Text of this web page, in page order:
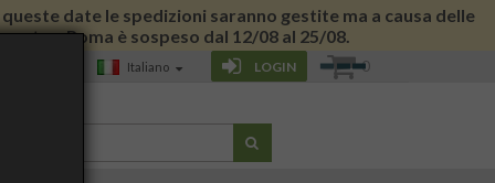
date le spedizioni saranno gestite ma a causa delle
a Roma è sospeso dal 12/08 al 25/08.
Italiano LOGIN 0